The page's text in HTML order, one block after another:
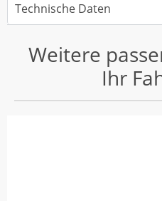
Technische Daten
Weitere
Ihr